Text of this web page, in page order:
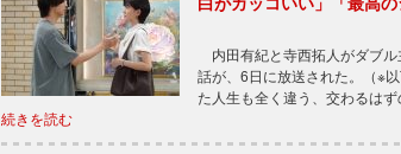
内田有紀と寺西拓人がダブル
話が、6日に放送された。（※
た人生も全く違う、交わるは
続きを読む